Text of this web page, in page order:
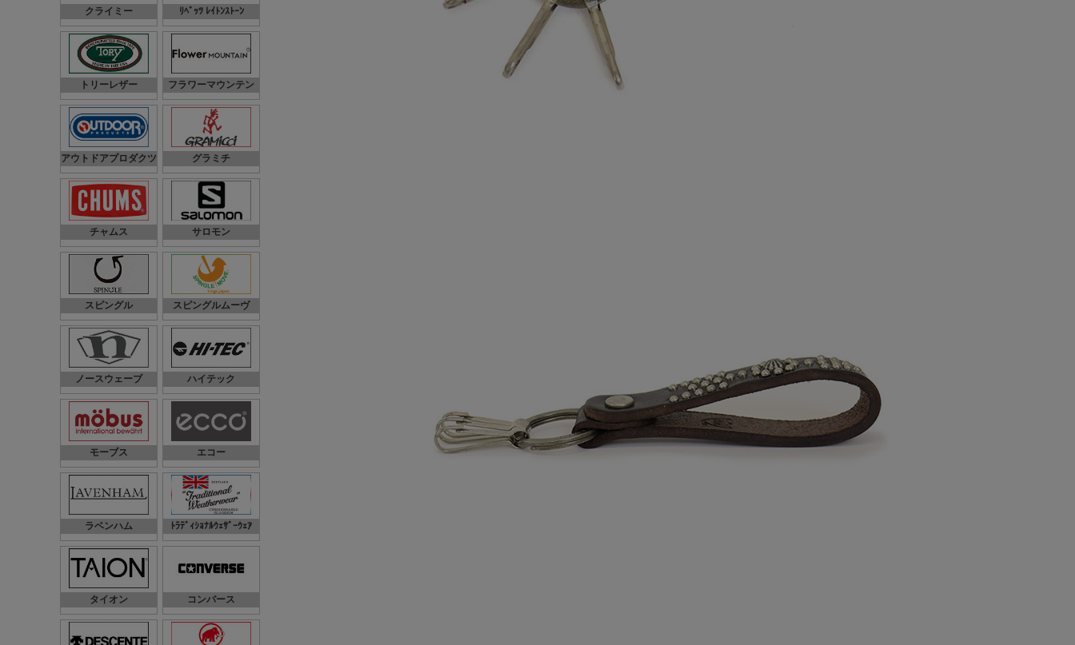
クライミー ﾘﾍﾞｯﾂ ﾚｲﾄﾝｽﾄｰﾝ
トリーレザー フラワーマウンテン
アウトドアプロダクツ グラミチ
チャムス サロモン
スピングル スピングルムーヴ
ノースウェーブ ハイテック
モーブス エコー
ラベンハム ﾄﾗﾃﾞｨｼｮﾅﾙｳｪｻﾞｰｳｪｱ
タイオン コンバース